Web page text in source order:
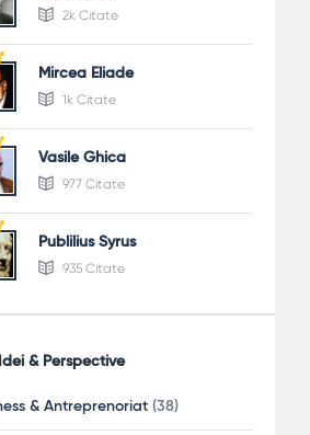
2k Citate
Mircea Eliade
1k Citate
Vasile Ghica
977 Citate
Publilius Syrus
935 Citate
Idei & Perspective
& Antreprenoriat (38)